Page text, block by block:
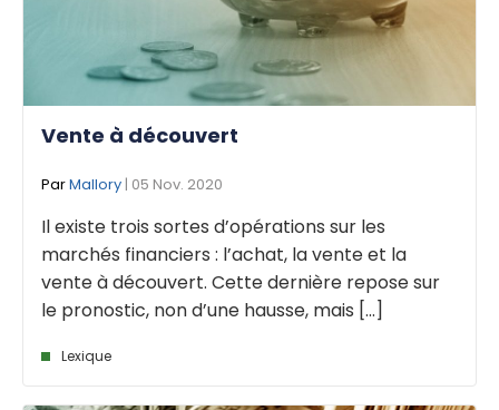
Vente à découvert
ParMallory | 05 Nov. 2020
Il existe trois sortes d’opérations sur les
marchés financiers : l’achat, la vente et la
vente à découvert. Cette dernière repose sur
le pronostic, non d’une hausse, mais [...]
Lexique